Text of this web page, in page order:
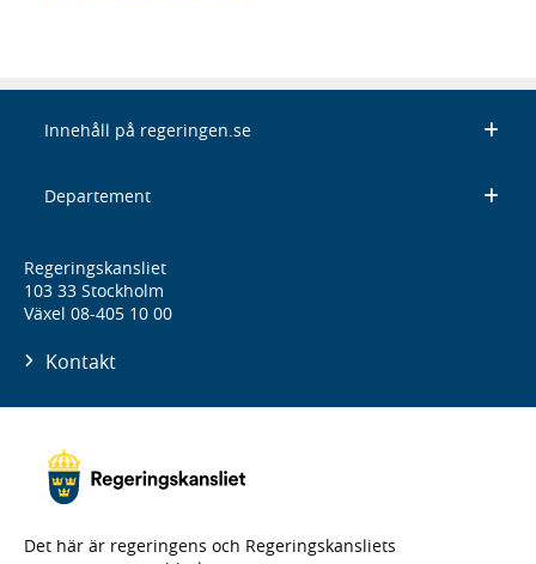
Innehåll på regeringen.se
Departement
Regeringskansliet
103 33 Stockholm
Växel 08-405 10 00
Kontakt
Det här är regeringens och Regeringskansliets